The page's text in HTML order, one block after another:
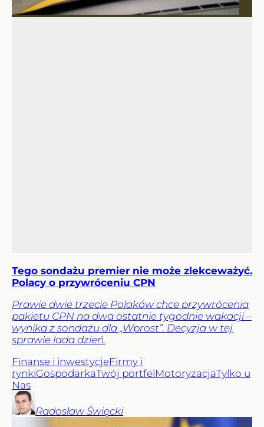
Tego sondażu premier nie może zlekceważyć.
Polacy o przywróceniu CPN
Prawie dwie trzecie Polaków chce przywrócenia
pakietu CPN na dwa ostatnie tygodnie wakacji –
wynika z sondażu dla „Wprost”. Decyzja w tej
sprawie lada dzień.
Finanse i inwestycjeFirmy i
rynkiGospodarkaTwój portfelMotoryzacjaTylko u
Nas
Radosław Święcki